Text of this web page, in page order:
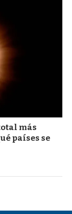
más
países se